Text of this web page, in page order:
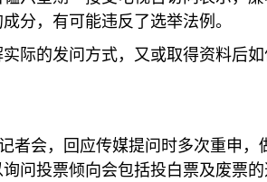
分，有可能违反了选举法例。
际的发问方式，又或取得资料后
者会，回应传媒提问时多次重申
问投票倾向会包括投白票及废票